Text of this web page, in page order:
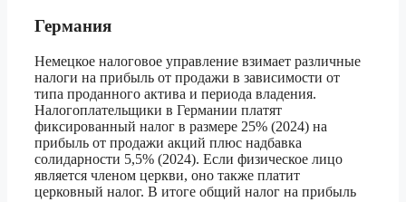
Германия
Немецкое налоговое управление взимает различные
налоги на прибыль от продажи в зависимости от
типа проданного актива и периода владения.
Налогоплательщики в Германии платят
фиксированный налог в размере 25% (2024) на
прибыль от продажи акций плюс надбавка
солидарности 5,5% (2024). Если физическое лицо
является членом церкви, оно также платит
церковный налог. В итоге общий налог на прибыль